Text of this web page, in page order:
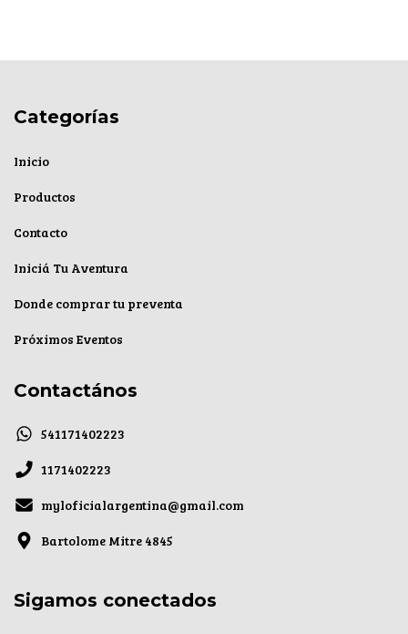
Categorías
Inicio
Productos
Contacto
Iniciá Tu Aventura
Donde comprar tu preventa
Próximos Eventos
Contactános
541171402223
1171402223
myloficialargentina@gmail.com
Bartolome Mitre 4845
Sigamos conectados